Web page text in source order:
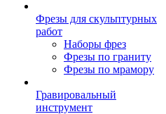
Фрезы для скульптурных
работ
Наборы фрез
Фрезы по граниту
Фрезы по мрамору
Гравировальный
инструмент